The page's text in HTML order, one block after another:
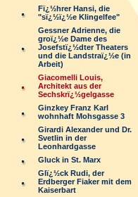
Fï¿½hrer Hansi, die
"sï¿½ï¿½e Klingelfee"
Gessner Adrienne, die
groï¿½e Dame des
Josefstï¿½dter Theaters
und die Landstraï¿½e (in
Arbeit)
Giacomelli Louis,
Architekt aus der
Sechskrï¿½gelgasse
Ginzkey Franz Karl
wohnhaft Mohsgasse 3
Girardi Alexander und Dr.
Svetlin in der
Leonhardgasse
Gluck in St. Marx
Glï¿½ck Rudi, der
Erdberger Fiaker mit dem
Kaiserbart